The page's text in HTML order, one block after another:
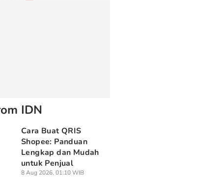
IDN
Cara Buat QRIS
Shopee: Panduan
Lengkap dan Mudah
untuk Penjual
8 Aug 2026, 01:10 WIB